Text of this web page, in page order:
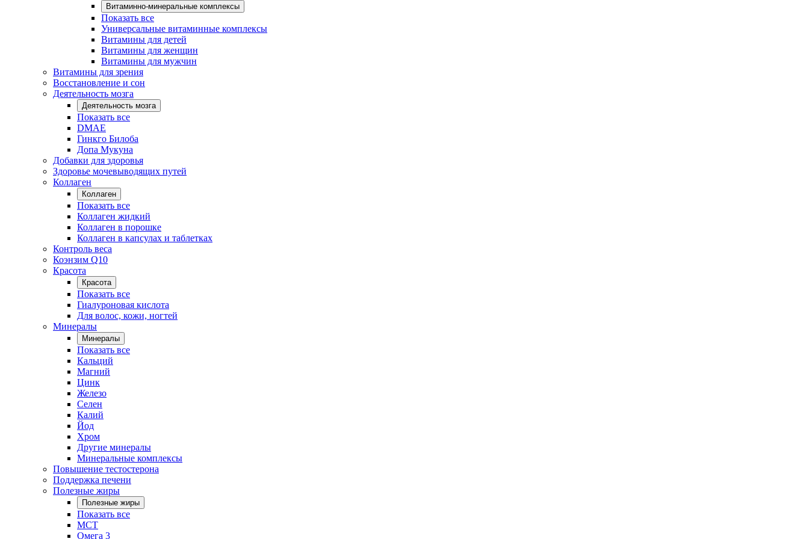
Витаминно-минеральные комплексы
Показать все
Универсальные витаминные комплексы
Витамины для детей
Витамины для женщин
Витамины для мужчин
Витамины для зрения
Восстановление и сон
Деятельность мозга
Деятельность мозга
Показать все
DMAE
Гинкго Билоба
Допа Мукуна
Добавки для здоровья
Здоровье мочевыводящих путей
Коллаген
Коллаген
Показать все
Коллаген жидкий
Коллаген в порошке
Коллаген в капсулах и таблетках
Контроль веса
Коэнзим Q10
Красота
Красота
Показать все
Гиалуроновая кислота
Для волос, кожи, ногтей
Минералы
Минералы
Показать все
Кальций
Магний
Цинк
Железо
Селен
Калий
Йод
Хром
Другие минералы
Минеральные комплексы
Повышение тестостерона
Поддержка печени
Полезные жиры
Полезные жиры
Показать все
MCT
Омега 3